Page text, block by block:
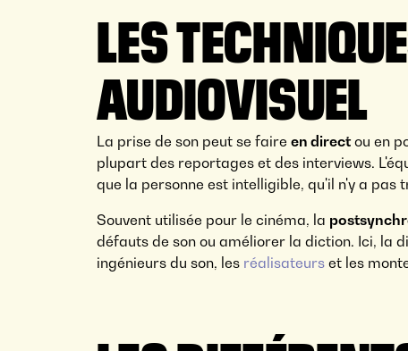
LES
AUDIOVISUEL
La prise de son peut se faire en direct ou en
plupart des reportages et des interviews.
que la personne est intelligible, qu'il n'y a
Souvent utilisée pour le cinéma, la
défauts de son ou améliorer la diction. Ici, la
ingénieurs du son, les réalisateurs et les